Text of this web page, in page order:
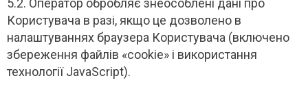
5.2. Оператор обробляє знеособлені дані про
Користувача в разі, якщо це дозволено в
налаштуваннях браузера Користувача (включено
збереження файлів «cookie» і використання
технології JavaScript).